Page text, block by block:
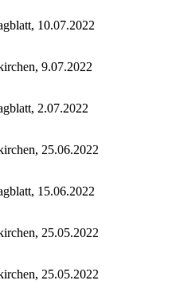
10.07.2022
9.07.2022
2.07.2022
25.06.2022
15.06.2022
25.05.2022
25.05.2022